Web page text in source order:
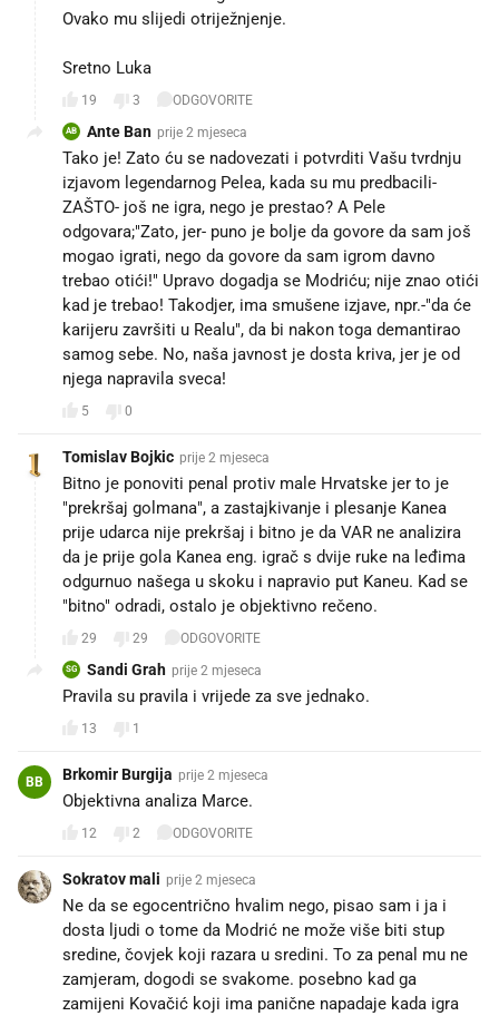
Ovako mu slijedi otriježnjenje.
Sretno Luka 🍀
19 3 ODGOVORITE
AB Ante Ban prije 2 mjeseca
Tako je! Zato ću se nadovezati i potvrditi Vašu tvrdnju
izjavom legendarnog Pelea, kada su mu predbacili-
ZAŠTO- još ne igra, nego je prestao? A Pele
odgovara;"Zato, jer- puno je bolje da govore da sam još
mogao igrati, nego da govore da sam igrom davno
trebao otići!" Upravo dogadja se Modriću; nije znao otići
kad je trebao! Takodjer, ima smušene izjave, npr.-"da će
karijeru završiti u Realu", da bi nakon toga demantirao
samog sebe. No, naša javnost je dosta kriva, jer je od
njega napravila sveca!
5 0
Tomislav Bojkic prije 2 mjeseca
Bitno je ponoviti penal protiv male Hrvatske jer to je
"prekršaj golmana", a zastajkivanje i plesanje Kanea
prije udarca nije prekršaj i bitno je da VAR ne analizira
da je prije gola Kanea eng. igrač s dvije ruke na leđima
odgurnuo našega u skoku i napravio put Kaneu. Kad se
"bitno" odradi, ostalo je objektivno rečeno.
29 29 ODGOVORITE
SG Sandi Grah prije 2 mjeseca
Pravila su pravila i vrijede za sve jednako.
13 1
BB Brkomir Burgija prije 2 mjeseca
Objektivna analiza Marce.
12 2 ODGOVORITE
Sokratov mali prije 2 mjeseca
Ne da se egocentrično hvalim nego, pisao sam i ja i
dosta ljudi o tome da Modrić ne može više biti stup
sredine, čovjek koji razara u sredini. To za penal mu ne
zamjeram, dogodi se svakome. posebno kad ga
zamijeni Kovačić koji ima panične napadaje kada igra